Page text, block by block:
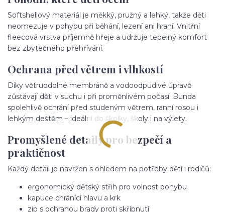
Softshellový materiál je měkký, pružný a lehký, takže děti
neomezuje v pohybu při běhání, lezení ani hraní. Vnitřní
fleecová vrstva příjemně hřeje a udržuje tepelný komfort
bez zbytečného přehřívání.
Ochrana před větrem i vlhkostí
Díky větruodolné membráně a vodoodpudivé úpravě
zůstávají děti v suchu i při proměnlivém počasí. Bunda
spolehlivě ochrání před studeným větrem, ranní rosou i
lehkým deštěm – ideální do školky, školy i na výlety.
Promyšlené detaily pro bezpečí a
praktičnost
Každý detail je navržen s ohledem na potřeby dětí i rodičů:
ergonomický dětský střih pro volnost pohybu
kapuce chránící hlavu a krk
zip s ochranou brady proti skřípnutí